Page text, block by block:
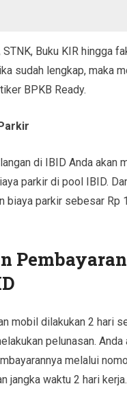
Buku KIR hingga
sudah lengkap, maka
BPKB Ready.
di IBID Anda akan
parkir di pool IBID.
biaya parkir sebesar Rp
mobil dilakukan 2 hari
pelunasan. Anda
melalui
jangka waktu 2 hari kerja.